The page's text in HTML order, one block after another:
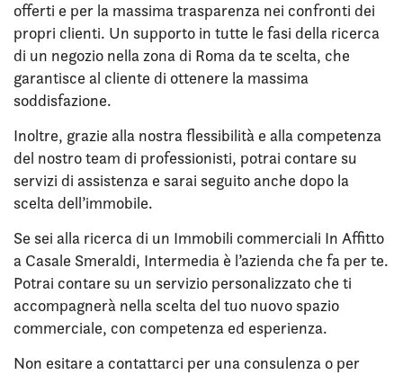
offerti e per la massima trasparenza nei confronti dei
propri clienti. Un supporto in tutte le fasi della ricerca
di un negozio nella zona di Roma da te scelta, che
garantisce al cliente di ottenere la massima
soddisfazione.
Inoltre, grazie alla nostra flessibilità e alla competenza
del nostro team di professionisti, potrai contare su
servizi di assistenza e sarai seguito anche dopo la
scelta dell’immobile.
Se sei alla ricerca di un Immobili commerciali In Affitto
a Casale Smeraldi, Intermedia è l’azienda che fa per te.
Potrai contare su un servizio personalizzato che ti
accompagnerà nella scelta del tuo nuovo spazio
commerciale, con competenza ed esperienza.
Non esitare a contattarci per una consulenza o per